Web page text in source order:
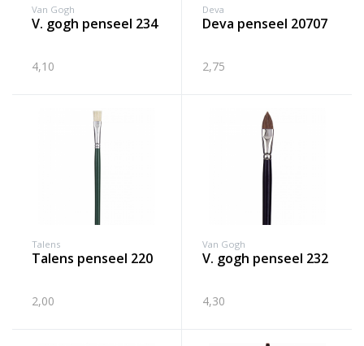
Van Gogh
v. gogh penseel 234
4,10
Deva
deva penseel 20707
2,75
Talens
talens penseel 220
2,00
Van Gogh
v. gogh penseel 232
4,30